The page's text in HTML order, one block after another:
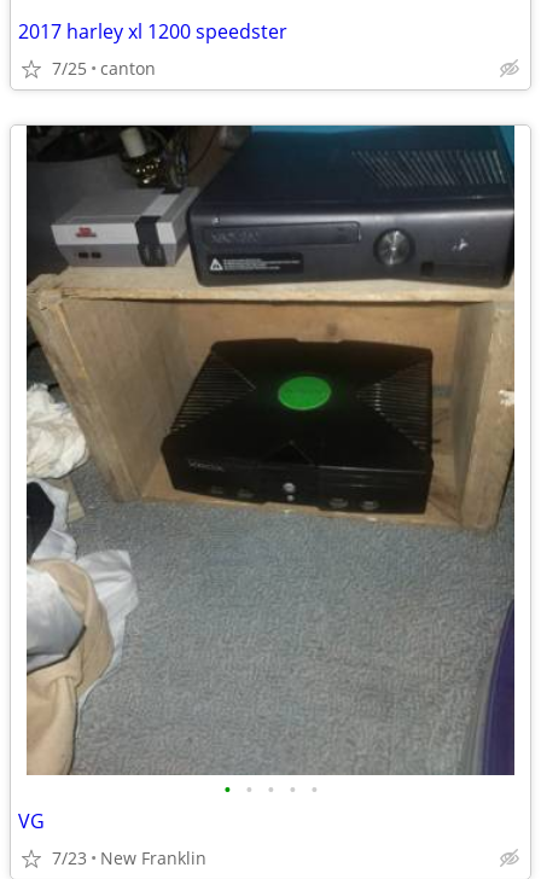
2017 harley xl 1200 speedster
7/25 canton
• • • • •
VG
7/23 New Franklin